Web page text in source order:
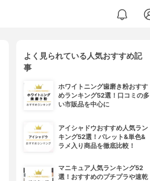
よく見られている人気おすすめ記
事
ホワイトニング歯磨き粉おすす
めランキング52選！口コミの多
い市販品を中心に
アイシャドウおすすめ人気ラン
キング52選！パレット&単色&
ラメ入り商品を徹底比較！
マニキュア人気ランキング52
選！おすすめのプチプラや速乾